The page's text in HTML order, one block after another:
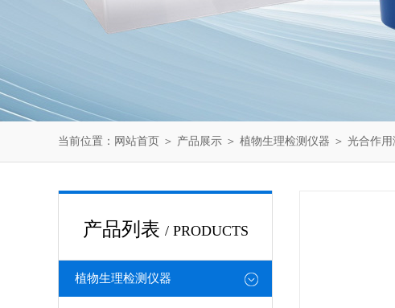
当前位置： 网站首页 ＞ 产品展示 ＞ 植物生理检测仪器 ＞ 光合作用
产品列表 / PRODUCTS
植物生理检测仪器